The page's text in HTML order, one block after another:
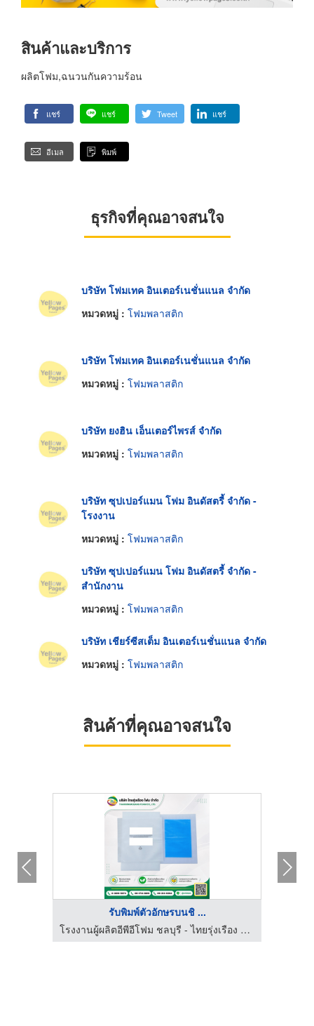
สินค้าและบริการ
ผลิตโฟม,ฉนวนกันความร้อน
แชร์ แชร์ Tweet แชร์
อีเมล พิมพ์
ธุรกิจที่คุณอาจสนใจ
บริษัท โฟมเทค อินเตอร์เนชั่นแนล จำกัด
หมวดหมู่ : โฟมพลาสติก
บริษัท โฟมเทค อินเตอร์เนชั่นแนล จำกัด
หมวดหมู่ : โฟมพลาสติก
บริษัท ยงฮิน เอ็นเตอร์ไพรส์ จำกัด
หมวดหมู่ : โฟมพลาสติก
บริษัท ซุปเปอร์แมน โฟม อินดัสตรี้ จำกัด -
โรงงาน
หมวดหมู่ : โฟมพลาสติก
บริษัท ซุปเปอร์แมน โฟม อินดัสตรี้ จำกัด -
สำนักงาน
หมวดหมู่ : โฟมพลาสติก
บริษัท เชียร์ซีสเต็ม อินเตอร์เนชั่นแนล จำกัด
หมวดหมู่ : โฟมพลาสติก
สินค้าที่คุณอาจสนใจ
รับพิมพ์ตัวอักษรบนชิ ...
โรงงานผู้ผลิตอีพีอีโฟม ชลบุรี - ไทยรุ่งเรือง โฟม